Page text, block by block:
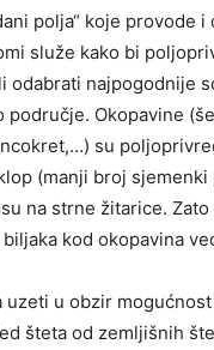
polja“ koje provode i
služe kako bi
odabrati najpogodnije
područje. Okopavine
su
(manji broj sjemenki
na strne žitarice.
kod okopavina
uzeti u obzir
šteta od zemljišnih